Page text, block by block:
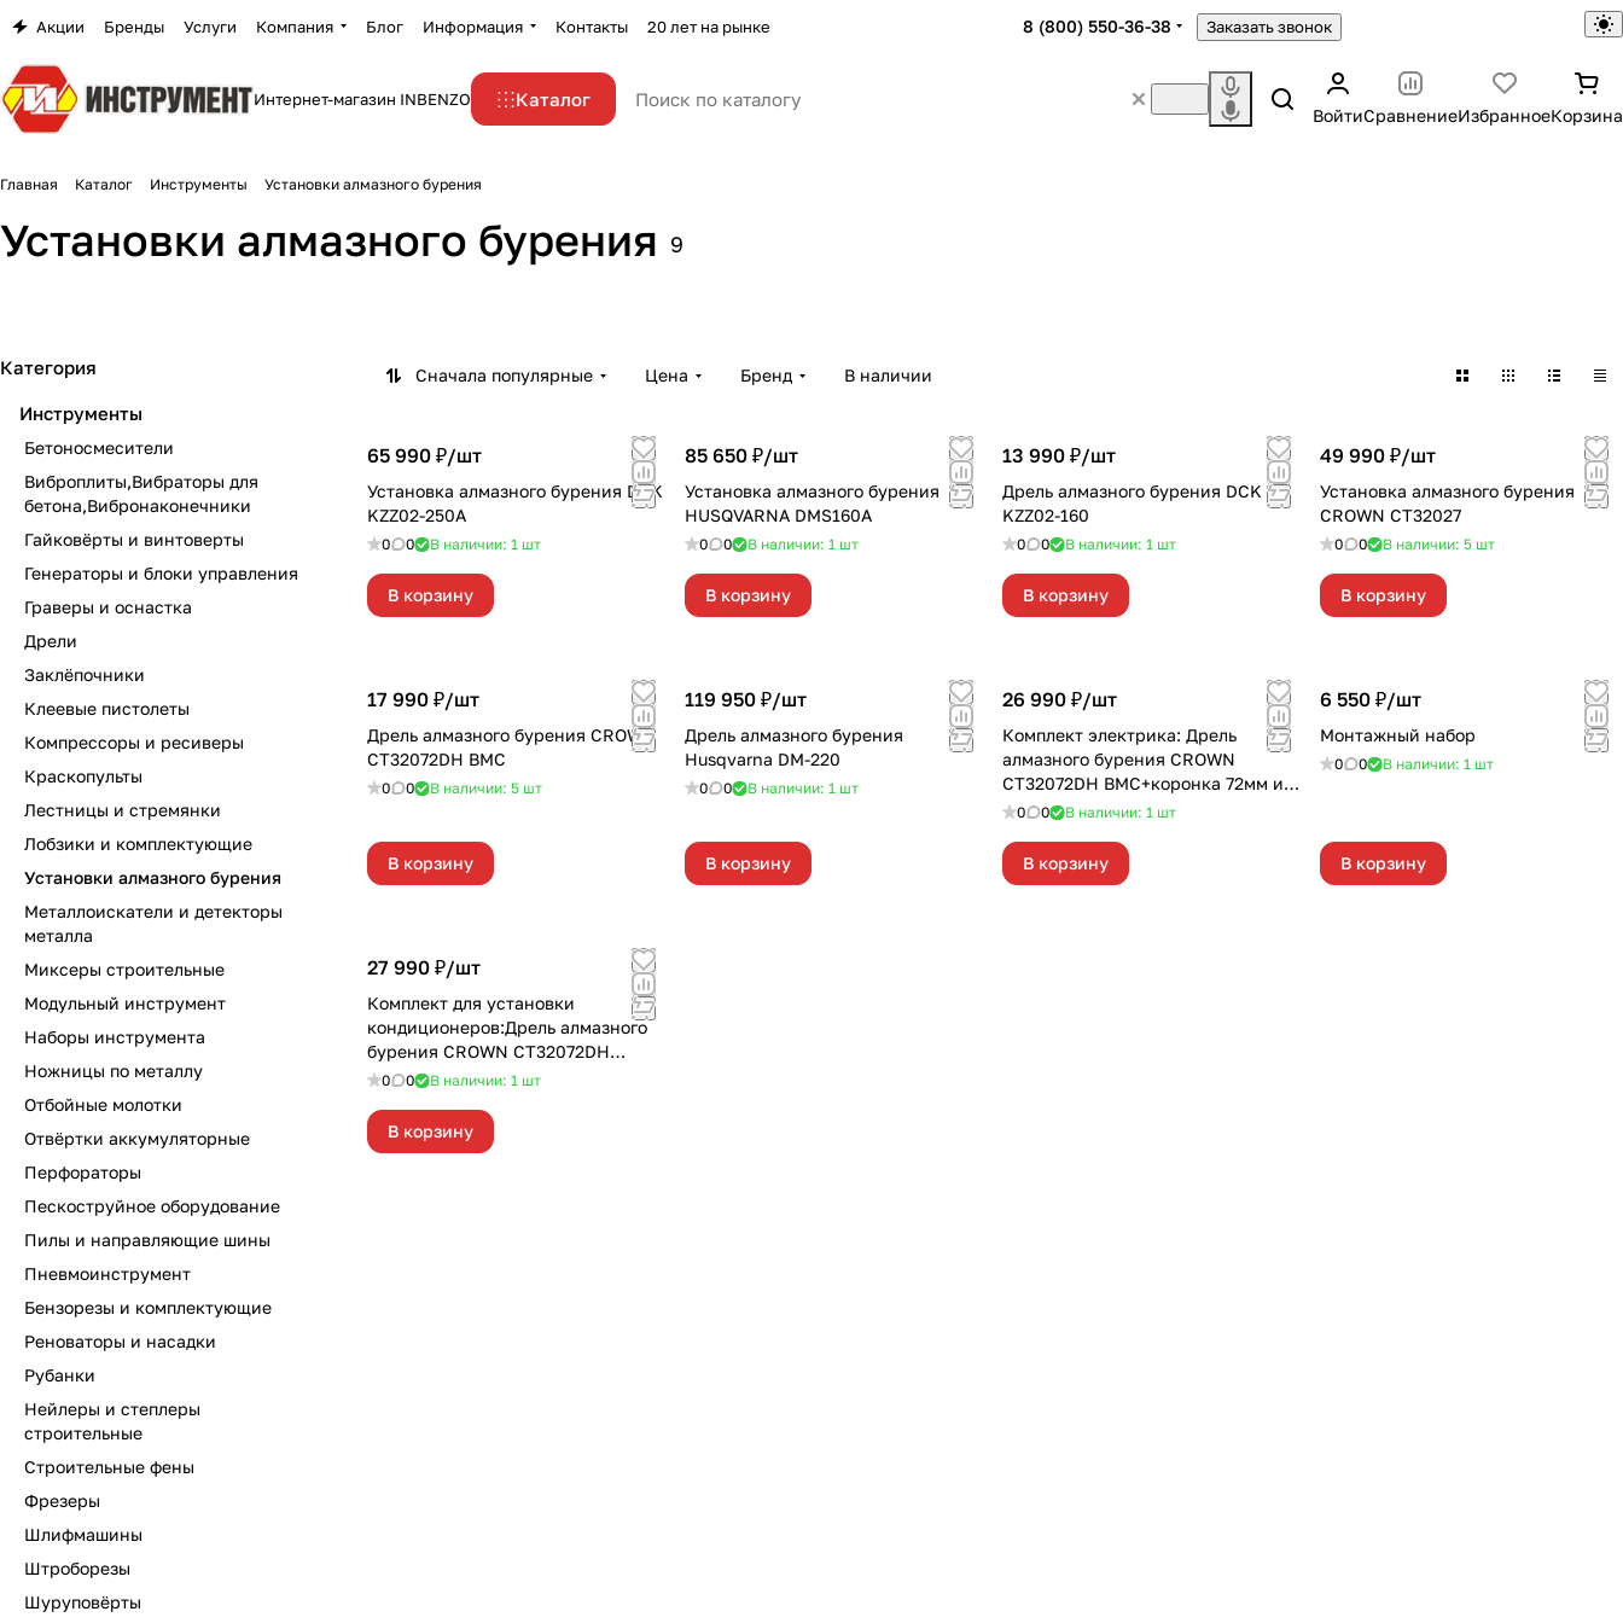
Акции Бренды Услуги Компания Блог Информация Контакты 20 лет на рынке 8 (800) 550-36-38 Заказать звонок
Интернет-магазин INBENZO Каталог
ВойтиСравнениеИзбранноеКорзина
Главная Каталог Инструменты Установки алмазного бурения
Установки алмазного бурения 9
Сначала популярные Цена Бренд В наличии
65 990 ₽/шт
Установка алмазного бурения DCK
KZZ02-250A
0 0 В наличии: 1 шт
В корзину
85 650 ₽/шт
Установка алмазного бурения
HUSQVARNA DMS160A
0 0 В наличии: 1 шт
В корзину
13 990 ₽/шт
Дрель алмазного бурения DCK
KZZ02-160
0 0 В наличии: 1 шт
В корзину
49 990 ₽/шт
Установка алмазного бурения
CROWN CT32027
0 0 В наличии: 5 шт
В корзину
17 990 ₽/шт
Дрель алмазного бурения CROWN
CT32072DH BMC
0 0 В наличии: 5 шт
В корзину
119 950 ₽/шт
Дрель алмазного бурения
Husqvarna DM-220
0 0 В наличии: 1 шт
В корзину
26 990 ₽/шт
Комплект электрика: Дрель
алмазного бурения CROWN
CT32072DH BMC+коронка 72мм и
пылеуловитель
0 0 В наличии: 1 шт
В корзину
6 550 ₽/шт
Монтажный набор
0 0 В наличии: 1 шт
В корзину
27 990 ₽/шт
Комплект для установки
кондиционеров:Дрель алмазного
бурения CROWN CT32072DH
BMC+набор для монтажа
0 0 В наличии: 1 шт
В корзину
Категория
Инструменты
Бетоносмесители
Виброплиты,Вибраторы для
бетона,Вибронаконечники
Гайковёрты и винтоверты
Генераторы и блоки управления
Граверы и оснастка
Дрели
Заклёпочники
Клеевые пистолеты
Компрессоры и ресиверы
Краскопульты
Лестницы и стремянки
Лобзики и комплектующие
Установки алмазного бурения
Металлоискатели и детекторы
металла
Миксеры строительные
Модульный инструмент
Наборы инструмента
Ножницы по металлу
Отбойные молотки
Отвёртки аккумуляторные
Перфораторы
Пескоструйное оборудование
Пилы и направляющие шины
Пневмоинструмент
Бензорезы и комплектующие
Реноваторы и насадки
Рубанки
Нейлеры и степлеры
строительные
Строительные фены
Фрезеры
Шлифмашины
Штроборезы
Шуруповёрты